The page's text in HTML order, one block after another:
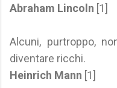
Abraham Lincoln [1]
Alcuni, purtroppo,
diventare ricchi.
Heinrich Mann [1]